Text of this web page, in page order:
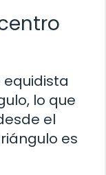
equidista
lo que
el
es